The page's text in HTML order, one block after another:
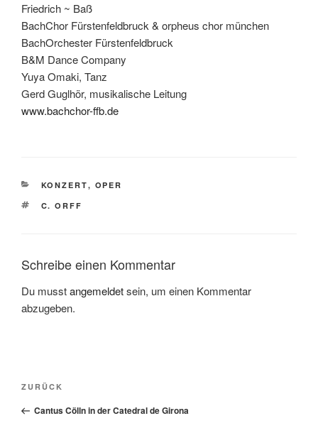
Friedrich ~ Baß
BachChor Fürstenfeldbruck & orpheus chor münchen
BachOrchester Fürstenfeldbruck
B&M Dance Company
Yuya Omaki, Tanz
Gerd Guglhör, musikalische Leitung
www.bachchor-ffb.de
KATEGORIEN
KONZERT, OPER
SCHLAGWÖRTER
C. ORFF
Schreibe einen Kommentar
Du musstangemeldetsein, um einen Kommentar
abzugeben.
Beitragsnavigation
Vorheriger
Beitrag
ZURÜCK
Cantus Cölln in der Catedral de Girona